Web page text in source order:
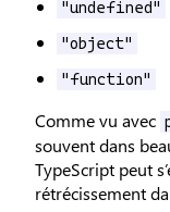
"undefined"
"object"
"function"
Comme vu avec
souvent dans
TypeScript peut
rétrécissement